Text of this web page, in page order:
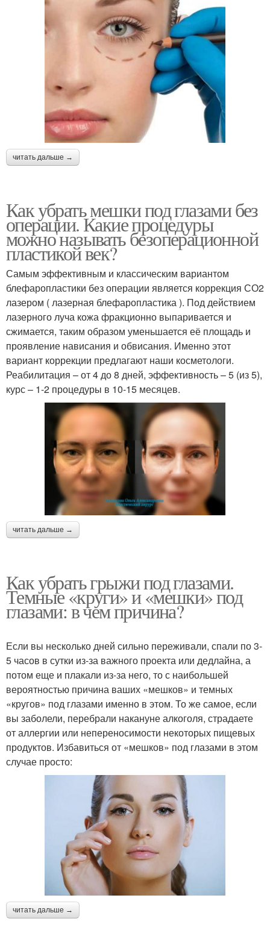
читать дальше →
Как убрать мешки под глазами без
операции. Какие процедуры
можно называть безоперационной
пластикой век?
Самым эффективным и классическим вариантом
блефаропластики без операции является коррекция СО2
лазером ( лазерная блефаропластика ). Под действием
лазерного луча кожа фракционно выпаривается и
сжимается, таким образом уменьшается её площадь и
проявление нависания и обвисания. Именно этот
вариант коррекции предлагают наши косметологи.
Реабилитация – от 4 до 8 дней, эффективность – 5 (из 5),
курс – 1-2 процедуры в 10-15 месяцев.
читать дальше →
Как убрать грыжи под глазами.
Темные «круги» и «мешки» под
глазами: в чем причина?
Если вы несколько дней сильно переживали, спали по 3-
5 часов в сутки из-за важного проекта или дедлайна, а
потом еще и плакали из-за него, то с наибольшей
вероятностью причина ваших «мешков» и темных
«кругов» под глазами именно в этом. То же самое, если
вы заболели, перебрали накануне алкоголя, страдаете
от аллергии или непереносимости некоторых пищевых
продуктов. Избавиться от «мешков» под глазами в этом
случае просто:
читать дальше →